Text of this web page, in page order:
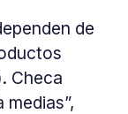
de
Checa